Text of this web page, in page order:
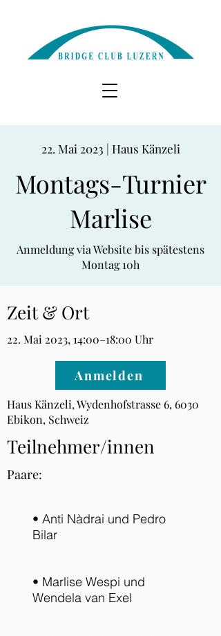
22. Mai 2023 | Haus Känzeli
Montags-Turnier
Marlise
Anmeldung via Website bis spätestens
Montag 10h
Zeit & Ort
22. Mai 2023, 14:00–18:00 Uhr
Anmelden
Haus Känzeli, Wydenhofstrasse 6, 6030
Ebikon, Schweiz
Teilnehmer/innen
Paare:
• Anti Nàdrai und Pedro
Bilar
• Marlise Wespi und
Wendela van Exel